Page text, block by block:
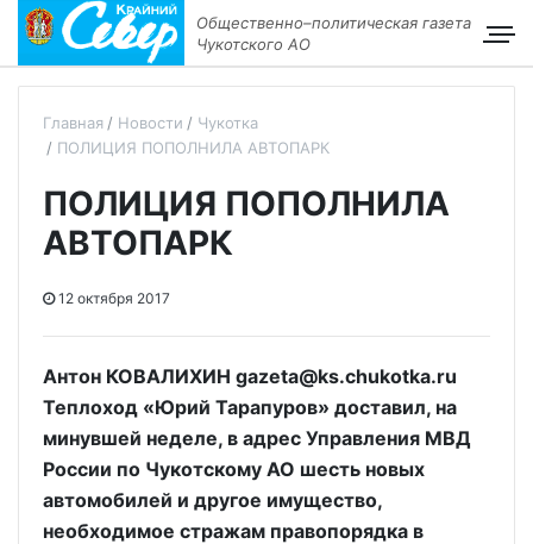
Общественно–политическая газета
Чукотского АО
Главная Новости
Чукотка
ПОЛИЦИЯ ПОПОЛНИЛА АВТОПАРК
ПОЛИЦИЯ ПОПОЛНИЛА
АВТОПАРК
12 октября 2017
Антон КОВАЛИХИН gazeta@ks.chukotka.ru
Теплоход «Юрий Тарапуров» доставил, на
минувшей неделе, в адрес Управления МВД
России по Чукотскому АО шесть новых
автомобилей и другое имущество,
необходимое стражам правопорядка в